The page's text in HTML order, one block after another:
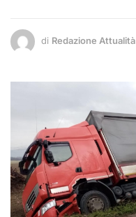
di Redazione Attualità